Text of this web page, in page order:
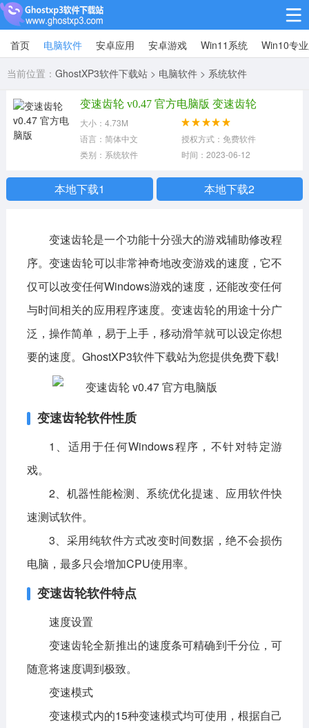
Win10专业版
Win10纯净版
Win11系统
win11下载64位 win11下载32位
安卓游戏
动作射击 经营策略 体育竞技
角色扮演 棋牌桌游
安卓应用
影音播放 系统工具 社交通讯
主题美化 新闻阅读 摄影图像
网络购物
生活实用
电脑软件
网络软件 系统软件 应用软件
图形图像
安全软件 游戏娱乐 聊天软件
首页 电脑软件 安卓应用 安卓游戏 Win11系统 Win10专
当前位置： GhostXP3软件下载站 > 电脑软件 > 系统软件
变速齿轮 v0.47 官方电脑版 变速齿轮
大小：4.73M
语言：简体中文
授权方式：免费软件
类别：系统软件
时间：2023-06-12
本地下载1 本地下载2
变速齿轮是一个功能十分强大的游戏辅助修改程
序。变速齿轮可以非常神奇地改变游戏的速度，它不
仅可以改变任何Windows游戏的速度，还能改变任何
与时间相关的应用程序速度。变速齿轮的用途十分广
泛，操作简单，易于上手，移动滑竿就可以设定你想
要的速度。GhostXP3软件下载站为您提供免费下载!
变速齿轮软件性质
1、适用于任何Windows程序，不针对特定游
戏。
2、机器性能检测、系统优化提速、应用软件快
速测试软件。
3、采用纯软件方式改变时间数据，绝不会损伤
电脑，最多只会增加CPU使用率。
变速齿轮软件特点
速度设置
变速齿轮全新推出的速度条可精确到千分位，可
随意将速度调到极致。
变速模式
变速模式内的15种变速模式均可使用，根据自己